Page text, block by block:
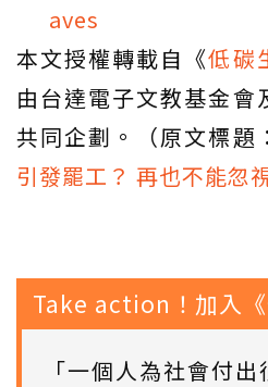
aves
本文授權轉載自《低碳
由台達電子文教基金會
共同企劃。（原文標題：
引發罷工？ 再也不能忽
Take action！加入《
「一個人為社會付